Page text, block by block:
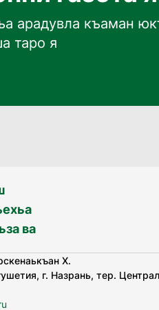
арадувла къаман
таро я
ва
Х.
г. Назрань, тер.